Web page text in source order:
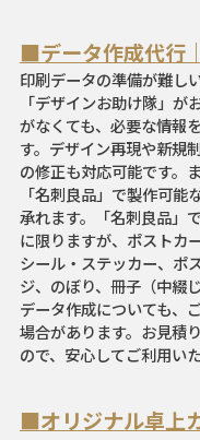
■データ作成代行
印刷データの準備が難し
「デザインお助け隊」
がなくても、必要な情報
す。デザイン再現や新規
の修正も対応可能です。
「名刺良品」で製作可
承れます。「名刺良品」
に限りますが、ポストカ
シール・ステッカー、ポ
ジ、のぼり、冊子（中綴
データ作成についても、
場合があります。お見積
ので、安心してご利用い
■オリジナル卓上